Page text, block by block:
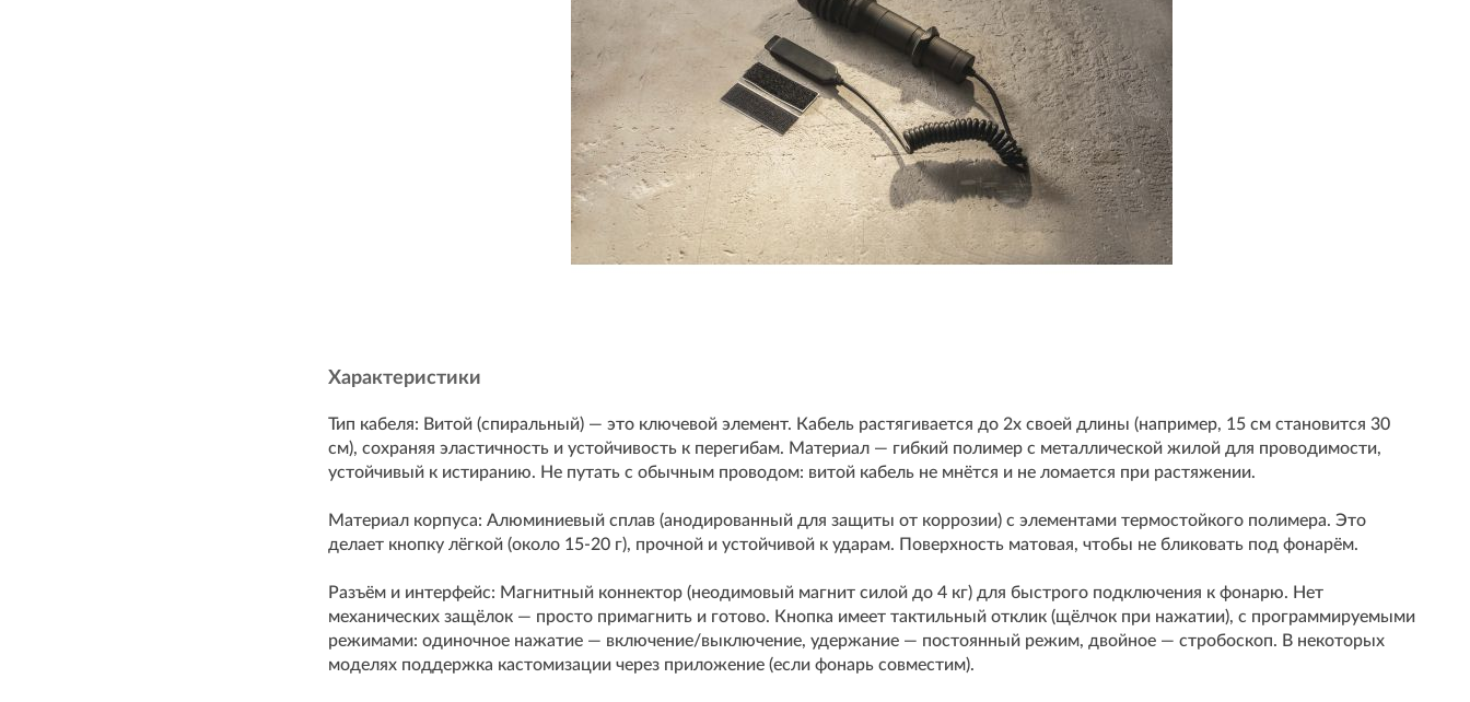
Характеристики
Тип кабеля: Витой (спиральный) — это ключевой элемент. Кабель растягивается до 2x своей длины (например, 15 см становится 30
см), сохраняя эластичность и устойчивость к перегибам. Материал — гибкий полимер с металлической жилой для проводимости,
устойчивый к истиранию. Не путать с обычным проводом: витой кабель не мнётся и не ломается при растяжении.
Материал корпуса: Алюминиевый сплав (анодированный для защиты от коррозии) с элементами термостойкого полимера. Это
делает кнопку лёгкой (около 15-20 г), прочной и устойчивой к ударам. Поверхность матовая, чтобы не бликовать под фонарём.
Разъём и интерфейс: Магнитный коннектор (неодимовый магнит силой до 4 кг) для быстрого подключения к фонарю. Нет
механических защёлок — просто примагнить и готово. Кнопка имеет тактильный отклик (щёлчок при нажатии), с программируемыми
режимами: одиночное нажатие — включение/выключение, удержание — постоянный режим, двойное — стробоскоп. В некоторых
моделях поддержка кастомизации через приложение (если фонарь совместим).